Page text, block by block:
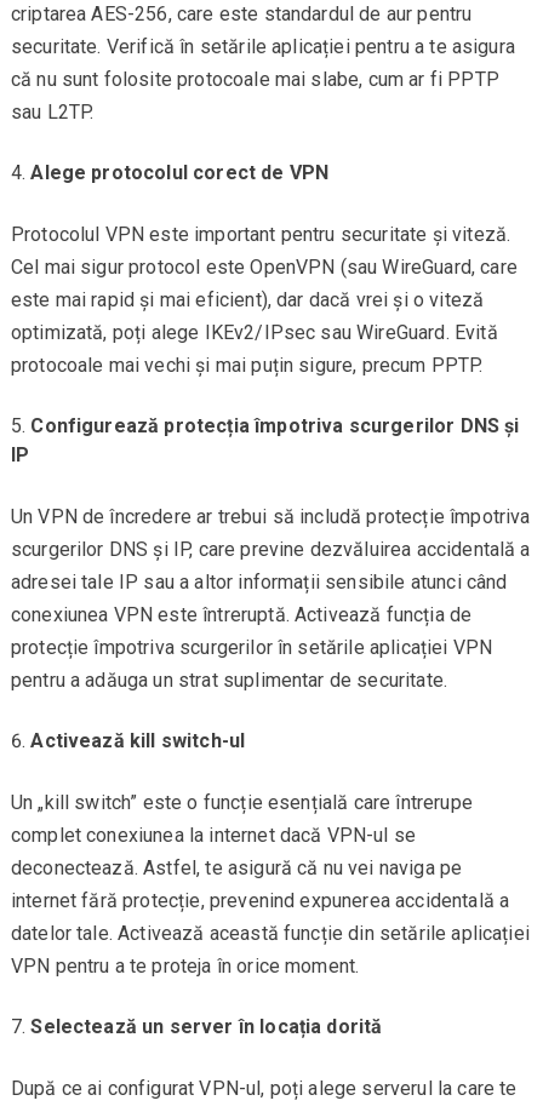
criptarea AES-256, care este standardul de aur pentru
securitate. Verifică în setările aplicației pentru a te asigura
că nu sunt folosite protocoale mai slabe, cum ar fi PPTP
sau L2TP.
Alege protocolul corect de VPN
Protocolul VPN este important pentru securitate și viteză.
Cel mai sigur protocol este OpenVPN (sau WireGuard, care
este mai rapid și mai eficient), dar dacă vrei și o viteză
optimizată, poți alege IKEv2/IPsec sau WireGuard. Evită
protocoale mai vechi și mai puțin sigure, precum PPTP.
Configurează protecția împotriva scurgerilor DNS și
IP
Un VPN de încredere ar trebui să includă protecție împotriva
scurgerilor DNS și IP, care previne dezvăluirea accidentală a
adresei tale IP sau a altor informații sensibile atunci când
conexiunea VPN este întreruptă. Activează funcția de
protecție împotriva scurgerilor în setările aplicației VPN
pentru a adăuga un strat suplimentar de securitate.
Activează kill switch-ul
Un „kill switch” este o funcție esențială care întrerupe
complet conexiunea la internet dacă VPN-ul se
deconectează. Astfel, te asigură că nu vei naviga pe
internet fără protecție, prevenind expunerea accidentală a
datelor tale. Activează această funcție din setările aplicației
VPN pentru a te proteja în orice moment.
Selectează un server în locația dorită
După ce ai configurat VPN-ul, poți alege serverul la care te